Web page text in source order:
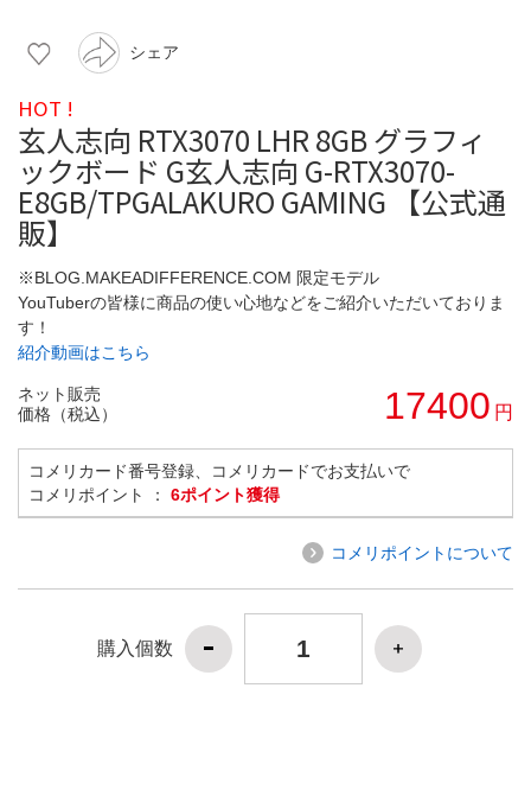
シェア
HOT !
玄人志向 RTX3070 LHR 8GB グラフィ
ックボード G玄人志向 G-RTX3070-
E8GB/TPGALAKURO GAMING 【公式通
販】
※BLOG.MAKEADIFFERENCE.COM 限定モデル
YouTuberの皆様に商品の使い心地などをご紹介いただいておりま
す！
紹介動画はこちら
ネット販売
価格（税込）
17400 円
コメリカード番号登録、コメリカードでお支払いで
コメリポイント ： 6ポイント獲得
コメリポイントについて
購入個数